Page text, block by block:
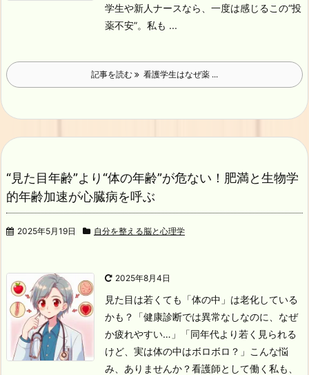
学生や新人ナースなら、一度は感じるこの“投
薬不安”。私も ...
記事を読む 看護学生はなぜ薬 ...
“見た目年齢”より“体の年齢”が危ない！肥満と生物学
的年齢加速が心臓病を呼ぶ
2025年5月19日 自分を整える脳と心理学
2025年8月4日
見た目は若くても「体の中」は老化している
かも？
「健康診断では異常なしなのに、なぜ
か疲れやすい…」
「同年代より若く見られる
けど、実は体の中はボロボロ？」 こんな悩
み、ありませんか？看護師として働く私も、